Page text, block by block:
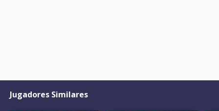
Jugadores Similares